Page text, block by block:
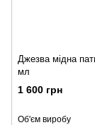
Джезва мідна
мл
1 600 грн
Об'єм виробу